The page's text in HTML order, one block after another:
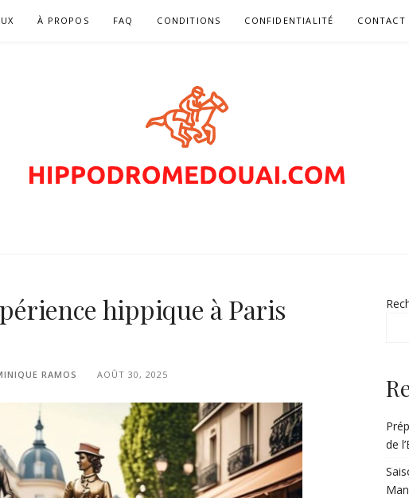
À PROPOS FAQ CONDITIONS CONFIDENTIALITÉ CONTACT
COURSES DE
hippique à Paris
RAMOS AOÛT 30, 2025
de